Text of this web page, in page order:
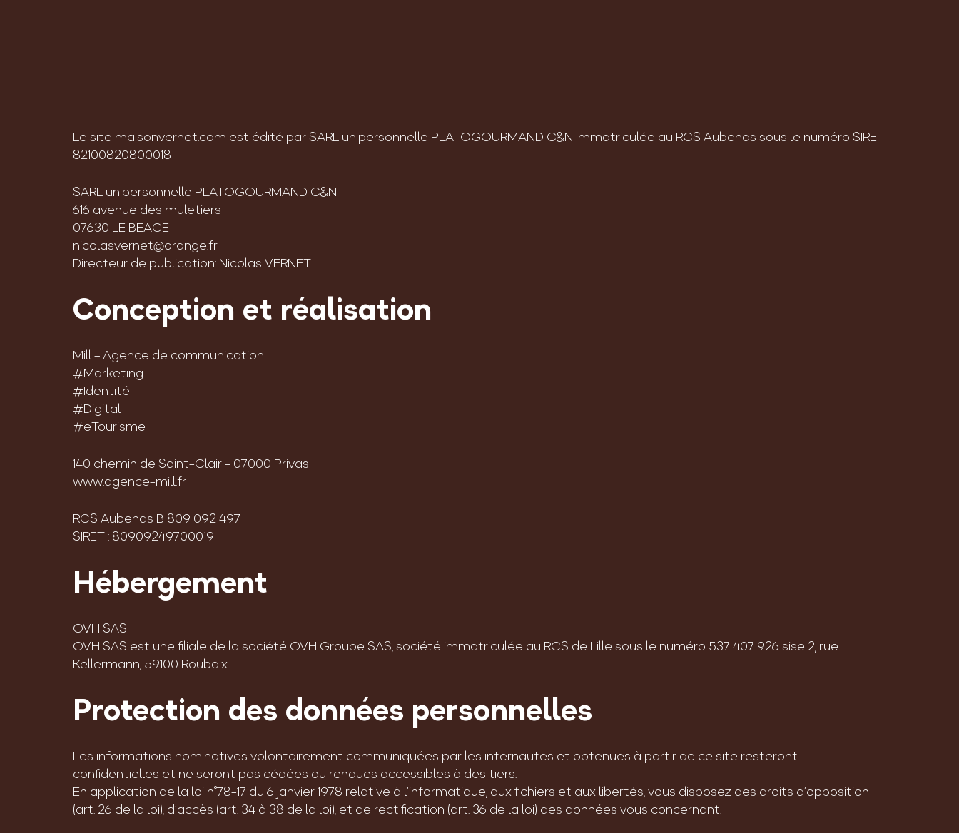
Le site maisonvernet.com est édité par SARL unipersonnelle PLATOGOURMAND C&N immatriculée au RCS Aubenas sous le numéro SIRET
82100820800018
SARL unipersonnelle PLATOGOURMAND C&N
616 avenue des muletiers
07630 LE BEAGE
nicolasvernet@orange.fr
Directeur de publication: Nicolas VERNET
Conception et réalisation
Mill – Agence de communication
#Marketing
#Identité
#Digital
#eTourisme
140 chemin de Saint-Clair – 07000 Privas
www.agence-mill.fr
RCS Aubenas B 809 092 497
SIRET : 80909249700019
Hébergement
OVH SAS
OVH SAS est une filiale de la société OVH Groupe SAS, société immatriculée au RCS de Lille sous le numéro 537 407 926 sise 2, rue
Kellermann, 59100 Roubaix.
Protection des données personnelles
Les informations nominatives volontairement communiquées par les internautes et obtenues à partir de ce site resteront
confidentielles et ne seront pas cédées ou rendues accessibles à des tiers.
En application de la loi n°78-17 du 6 janvier 1978 relative à l’informatique, aux fichiers et aux libertés, vous disposez des droits d’opposition
(art. 26 de la loi), d’accès (art. 34 à 38 de la loi), et de rectification (art. 36 de la loi) des données vous concernant.